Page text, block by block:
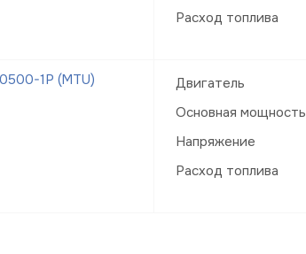
Расход топлива
1Р (MTU)
Двигатель
Основная мощность
Напряжение
Расход топлива